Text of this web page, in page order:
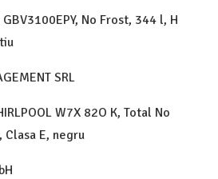
No Frost, 344 l, H
SRL
W7X 82O K, Total No
E, negru